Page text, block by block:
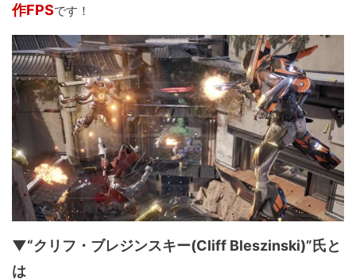
作FPSです！
▼“クリフ・ブレジンスキー(Cliff Bleszinski)”氏と
は